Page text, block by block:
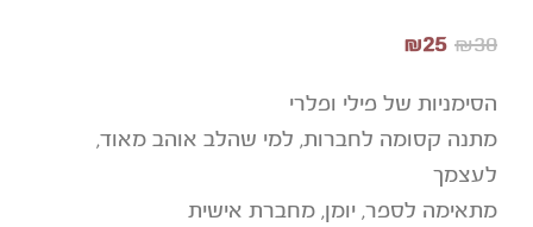
₪30
₪25
הסימניות של פילי ופלרי
מתנה קסומה לחברות, למי שהלב אוהב מאוד,
לעצמך
מתאימה לספר, יומן, מחברת אישית